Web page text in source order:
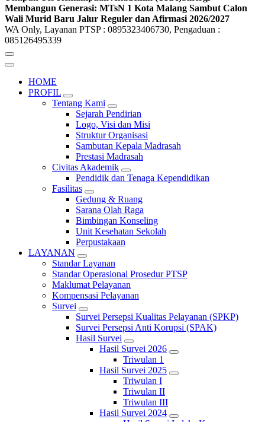
Membangun Generasi: MTsN 1 Kota Malang Sambut Calon
Wali Murid Baru Jalur Reguler dan Afirmasi 2026/2027
WA Only, Layanan PTSP : 0895323406730, Pengaduan :
085126495339
HOME
PROFIL
Tentang Kami
Sejarah Pendirian
Logo, Visi dan Misi
Struktur Organisasi
Sambutan Kepala Madrasah
Prestasi Madrasah
Civitas Akademik
Pendidik dan Tenaga Kependidikan
Fasilitas
Gedung & Ruang
Sarana Olah Raga
Bimbingan Konseling
Unit Kesehatan Sekolah
Perpustakaan
LAYANAN
Standar Layanan
Standar Operasional Prosedur PTSP
Maklumat Pelayanan
Kompensasi Pelayanan
Survei
Survei Persepsi Kualitas Pelayanan (SPKP)
Survei Persepsi Anti Korupsi (SPAK)
Hasil Survei
Hasil Survei 2026
Triwulan 1
Hasil Survei 2025
Triwulan I
Triwulan II
Triwulan III
Hasil Survei 2024